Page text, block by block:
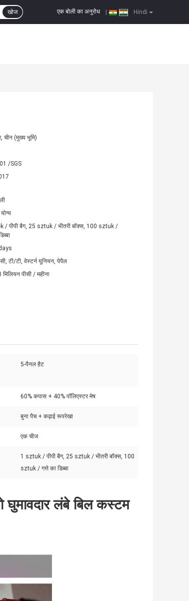
Hindi
एक बोली का अनुरोध
खोज
चीन (मुख्य भूमि)
/SGS
/ पीपी बैग, 25 sztuk / भीतरी बॉक्स, 100 sztuk /
टी/टी, वेस्टर्न यूनियन, पेपैल
पीसी / महीना
5-पैनल हैट
60% कपास + 40% पॉलिएस्टर मेष
बुना पैच + कढ़ाई रूपरेखा
एक चीज
1 sztuk / पीपी बैग, 25 sztuk / भीतरी बॉक्स, 100
sztuk / गत्ते का डिब्बा
लंबे बिल कस्टम